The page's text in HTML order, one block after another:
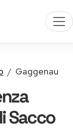
Gaggenau
Sacco